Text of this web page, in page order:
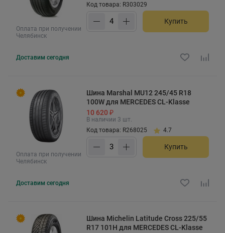
Оплата при получении
Челябинск
Код товара: R303029
Купить
Доставим сегодня
Оплата при получении
Челябинск
Шина Marshal MU12 245/45 R18
100W для MERCEDES CL-Klasse
10 620 ₽
В наличии 3 шт.
Код товара: R268025
4.7
Купить
Доставим сегодня
Шина Michelin Latitude Cross 225/55
R17 101H для MERCEDES CL-Klasse